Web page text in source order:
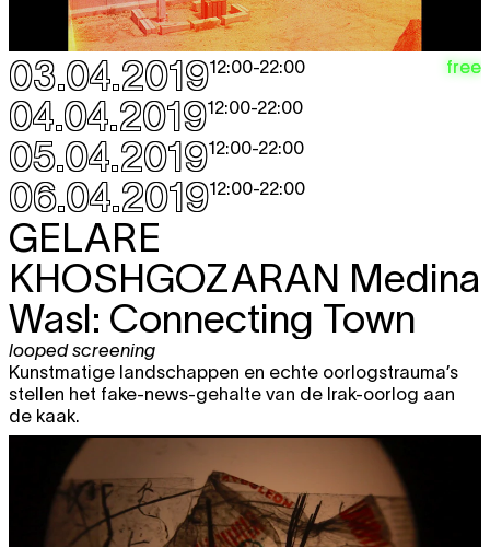
03.04.201912:00-22:00
04.04.201912:00-22:00
05.04.201912:00-22:00
06.04.201912:00-22:00
free
GELARE
KHOSHGOZARAN Medina
Wasl: Connecting Town
looped screening
Kunstmatige landschappen en echte oorlogstrauma’s
stellen het fake-news-gehalte van de Irak-oorlog aan
de kaak.